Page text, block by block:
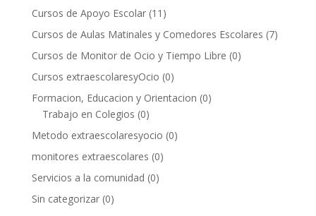
Cursos de Apoyo Escolar (11)
Cursos de Aulas Matinales y Comedores Escolares (7)
Cursos de Monitor de Ocio y Tiempo Libre (0)
Cursos extraescolaresyOcio (0)
Formacion, Educacion y Orientacion (0)
Trabajo en Colegios (0)
Metodo extraescolaresyocio (0)
monitores extraescolares (0)
Servicios a la comunidad (0)
Sin categorizar (0)